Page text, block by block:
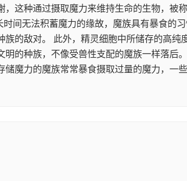
这种通过摄取魔力来维持生命的生物，被
间无法积蓄魔力的缘故，魔族具有暴食的
的敌对。 此外，精灵细胞中所储存的高纯
的种族，不像受兽性支配的魔族一样落后
魔力的魔族常常暴食摄取过量的魔力，一